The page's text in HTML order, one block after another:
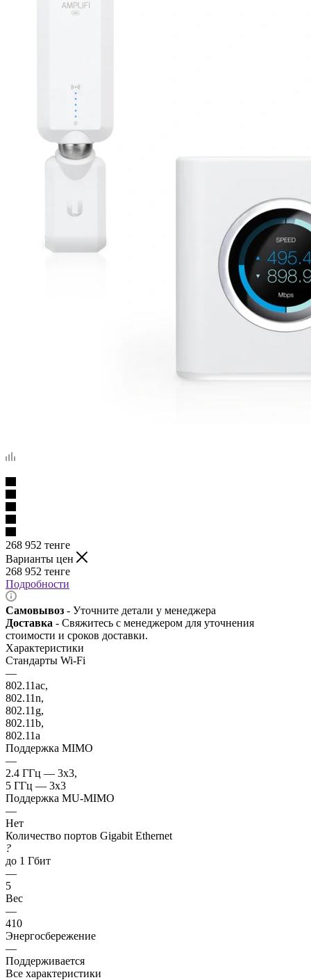
268 952 тенге
Варианты цен
268 952 тенге
Подробности
Самовывоз - Уточните детали у менеджера
Доставка - Свяжитесь с менеджером для уточнения
стоимости и сроков доставки.
Характеристики
Стандарты Wi-Fi
—
802.11ac,
802.11n,
802.11g,
802.11b,
802.11a
Поддержка MIMO
—
2.4 ГГц — 3x3,
5 ГГц — 3x3
Поддержка MU-MIMO
—
Нет
Количество портов Gigabit Ethernet
?
до 1 Гбит
—
5
Вес
—
410
Энергосбережение
—
Поддерживается
Все характеристики